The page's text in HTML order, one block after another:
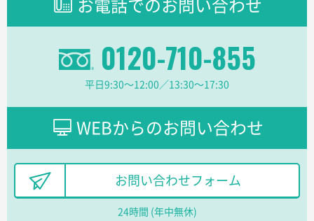
三重県S社様
2026年03月23日 11:22
希望の商品、値段であった。いぜん注文したことがあ
るため、
ECOワンポイントポリ袋 A4サイズ（白）500枚
他のサイトにない商品があったから。
埼玉県のお客様
ポリ袋 手穴A4サイズ5000枚
お電話でのお問い合わせ
0120-710-855
平日9:30〜12:00／13:30〜17:30
WEBからのお問い合わせ
お問い合わせフォーム
24時間 (年中無休)